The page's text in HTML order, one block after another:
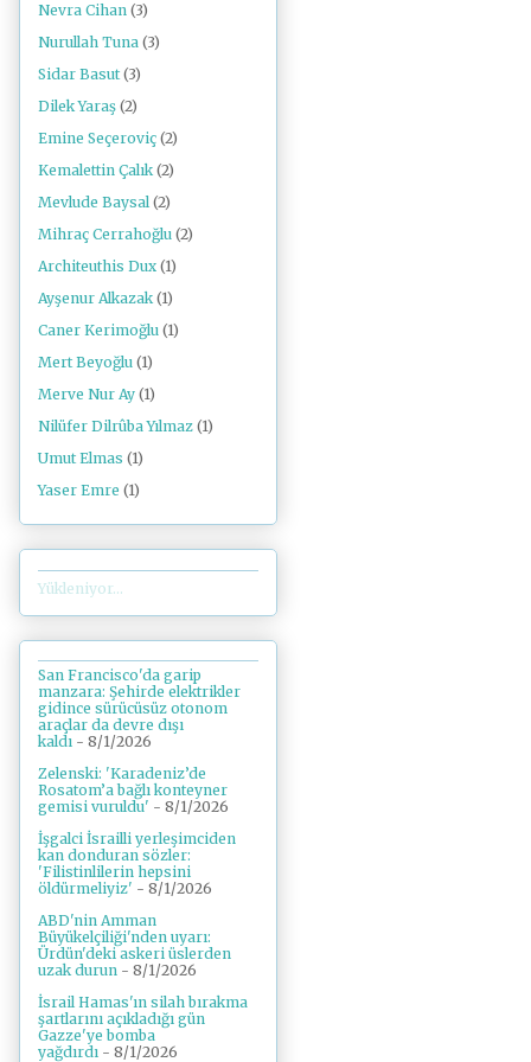
Nevra Cihan (3)
Nurullah Tuna (3)
Sidar Basut (3)
Dilek Yaraş (2)
Emine Seçeroviç (2)
Kemalettin Çalık (2)
Mevlude Baysal (2)
Mihraç Cerrahoğlu (2)
Architeuthis Dux (1)
Ayşenur Alkazak (1)
Caner Kerimoğlu (1)
Mert Beyoğlu (1)
Merve Nur Ay (1)
Nilüfer Dilrûba Yılmaz (1)
Umut Elmas (1)
Yaser Emre (1)
Yükleniyor...
San Francisco'da garip
manzara: Şehirde elektrikler
gidince sürücüsüz otonom
araçlar da devre dışı
kaldı - 8/1/2026
Zelenski: 'Karadeniz’de
Rosatom’a bağlı konteyner
gemisi vuruldu' - 8/1/2026
İşgalci İsrailli yerleşimciden
kan donduran sözler:
'Filistinlilerin hepsini
öldürmeliyiz' - 8/1/2026
ABD'nin Amman
Büyükelçiliği'nden uyarı:
Ürdün'deki askeri üslerden
uzak durun - 8/1/2026
İsrail Hamas'ın silah bırakma
şartlarını açıkladığı gün
Gazze'ye bomba
yağdırdı - 8/1/2026